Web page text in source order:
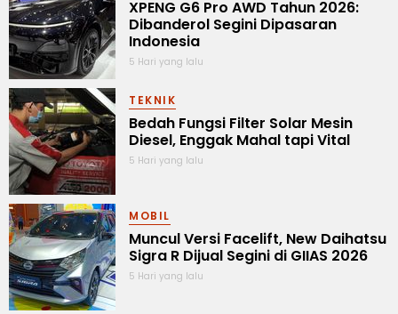
XPENG G6 Pro AWD Tahun 2026:
Dibanderol Segini Dipasaran
Indonesia
5 Hari yang lalu
TEKNIK
Bedah Fungsi Filter Solar Mesin
Diesel, Enggak Mahal tapi Vital
5 Hari yang lalu
MOBIL
Muncul Versi Facelift, New Daihatsu
Sigra R Dijual Segini di GIIAS 2026
5 Hari yang lalu